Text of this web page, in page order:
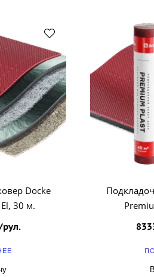
Docke
30 м.